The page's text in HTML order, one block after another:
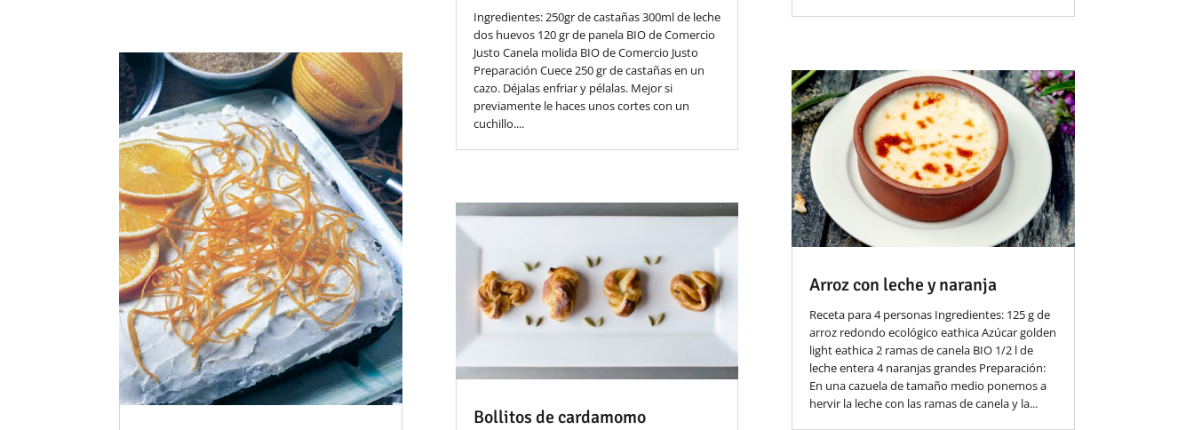
Ingredientes: 250gr de castañas 300ml de leche
dos huevos 120 gr de panela BIO de Comercio
Justo Canela molida BIO de Comercio Justo
Preparación Cuece 250 gr de castañas en un
cazo. Déjalas enfriar y pélalas. Mejor si
previamente le haces unos cortes con un
cuchillo....
Bollitos de cardamomo
Arroz con leche y naranja
Receta para 4 personas Ingredientes: 125 g de
arroz redondo ecológico eathica Azúcar golden
light eathica 2 ramas de canela BIO 1/2 l de
leche entera 4 naranjas grandes Preparación:
En una cazuela de tamaño medio ponemos a
hervir la leche con las ramas de canela y la...